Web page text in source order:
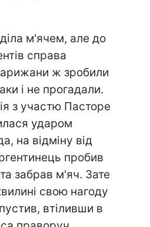
м'ячем, але до
справа
ж зробили
і не прогадали.
з участю Пасторе
ударом
на відміну від
пробив
забрав м'яч. Зате
свою нагоду
втіливши в